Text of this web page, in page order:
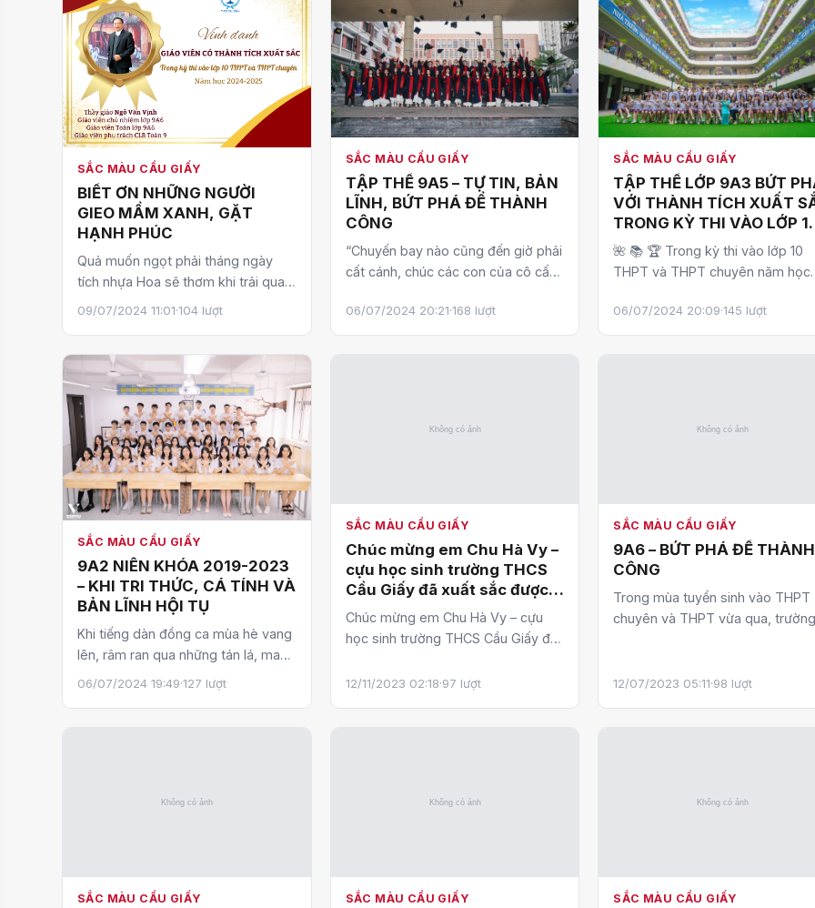
SẮC MÀU CẦU GIẤY
BIẾT ƠN NHỮNG NGƯỜI
GIEO MẦM XANH, GẶT
HẠNH PHÚC
Quả muốn ngọt phải tháng ngày
tích nhựa Hoa sẽ thơm khi trải qua
nắng lửa Mùa bội thu trải một nắng
09/07/2024 11:01·104 lượt
SẮC MÀU CẦU GIẤY
TẬP THỂ 9A5 – TỰ TIN, BẢN
LĨNH, BỨT PHÁ ĐỂ THÀNH
CÔNG
“Chuyến bay nào cũng đến giờ phải
cất cánh, chúc các con của cô cất
thành công.…
06/07/2024 20:21·168 lượt
SẮC MÀU CẦU GIẤY
TẬP THỂ LỚP 9A3 BỨT
VỚI THÀNH TÍCH XUẤT
TRONG KỲ THI VÀO LỚP
THPT
🌺 📚 🏆 Trong kỳ thi vào lớp 10
THPT và THPT chuyên năm học
THCS Cầu Giấy đ…
06/07/2024 20:09·145 lượt
SẮC MÀU CẦU GIẤY
9A2 NIÊN KHÓA 2019-2023
– KHI TRI THỨC, CÁ TÍNH VÀ
BẢN LĨNH HỘI TỤ
Khi tiếng dàn đồng ca mùa hè vang
lên, râm ran qua những tán lá, mang
theo hơi nắng ấm áp và đặc trưng,
06/07/2024 19:49·127 lượt
SẮC MÀU CẦU GIẤY
Chúc mừng em Chu Hà Vy –
cựu học sinh trường THCS
Cầu Giấy đã xuất sắc được
trao học bổng ASEAN 2024
của Chính phủ Singapore !
Chúc mừng em Chu Hà Vy – cựu
học sinh trường THCS Cầu Giấy đã
ASEAN 2024 của Chính…
12/11/2023 02:18·97 lượt
SẮC MÀU CẦU GIẤY
9A6 – BỨT PHÁ ĐỂ THÀNH
CÔNG
Trong mùa tuyển sinh vào THPT
chuyên và THPT vừa qua, trường
12/07/2023 05:11·98 lượt
SẮC MÀU CẦU GIẤY SẮC MÀU CẦU GIẤY SẮC MÀU CẦU GIẤY